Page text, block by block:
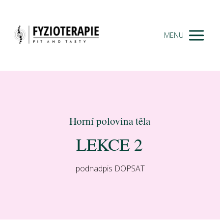
MENU
Horní polovina těla
LEKCE 2
podnadpis DOPSAT